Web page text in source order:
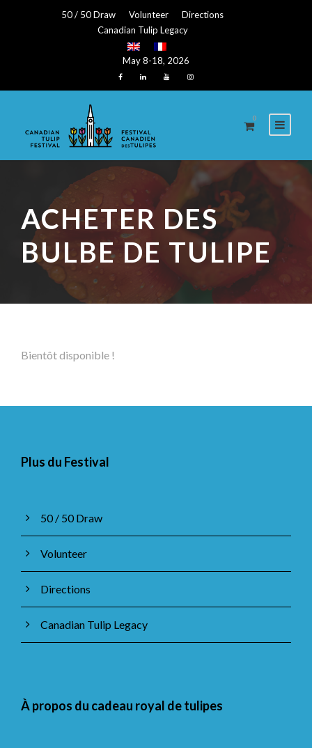
50 / 50 Draw Volunteer
Directions
Canadian Tulip Legacy
May 8-18, 2026
0
ACHETER DES
BULBE DE TULIPE
Bientôt disponible !
Plus du Festival
50 / 50 Draw
Volunteer
Directions
Canadian Tulip Legacy
À propos du cadeau royal de tulipes